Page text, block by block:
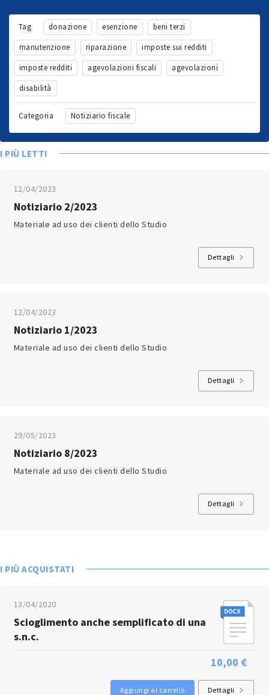
Tag donazione esenzione
beni terzi
manutenzione
riparazione
imposte sui redditi
imposte redditi
agevolazioni fiscali
agevolazioni
disabilità
Categoria Notiziario fiscale
I PIÙ LETTI
12/04/2023
Notiziario 2/2023
Materiale ad uso dei clienti dello Studio
Dettagli
12/04/2023
Notiziario 1/2023
Materiale ad uso dei clienti dello Studio
Dettagli
29/05/2023
Notiziario 8/2023
Materiale ad uso dei clienti dello Studio
Dettagli
I PIÙ ACQUISTATI
13/04/2020
Scioglimento anche semplificato di una
s.n.c.
10,00 €
Dettagli
Aggiungi al carrello